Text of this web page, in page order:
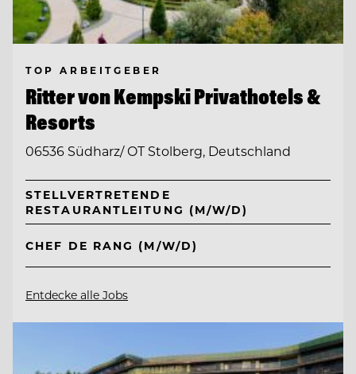
TOP ARBEITGEBER
Ritter von Kempski Privathotels &
Resorts
06536 Südharz/ OT Stolberg, Deutschland
STELLVERTRETENDE
RESTAURANTLEITUNG (M/W/D)
CHEF DE RANG (M/W/D)
Entdecke alle Jobs